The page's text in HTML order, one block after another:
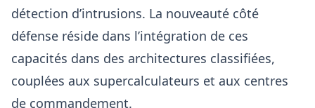
détection d’intrusions. La nouveauté côté
défense réside dans l’intégration de ces
capacités dans des architectures classifiées,
couplées aux supercalculateurs et aux centres
de commandement.